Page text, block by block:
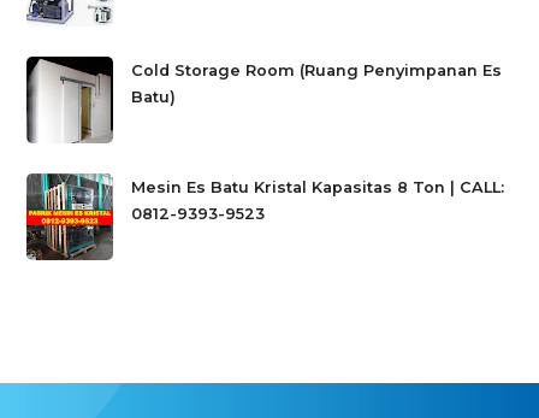
Cold Storage Room (Ruang Penyimpanan Es
Batu)
Mesin Es Batu Kristal Kapasitas 8 Ton | CALL:
0812-9393-9523